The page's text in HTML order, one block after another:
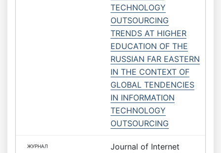
TECHNOLOGY
OUTSOURCING
TRENDS AT HIGHER
EDUCATION OF THE
RUSSIAN FAR EASTERN
IN THE CONTEXT OF
GLOBAL TENDENCIES
IN INFORMATION
TECHNOLOGY
OUTSOURCING
Journal of Internet